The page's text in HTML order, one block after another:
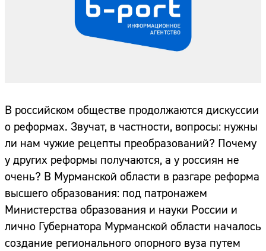
В российском обществе продолжаются дискуссии
о реформах. Звучат, в частности, вопросы: нужны
ли нам чужие рецепты преобразований? Почему
у других реформы получаются, а у россиян не
очень? В Мурманской области в разгаре реформа
высшего образования: под патронажем
Министерства образования и науки России и
лично Губернатора Мурманской области началось
создание регионального опорного вуза путем